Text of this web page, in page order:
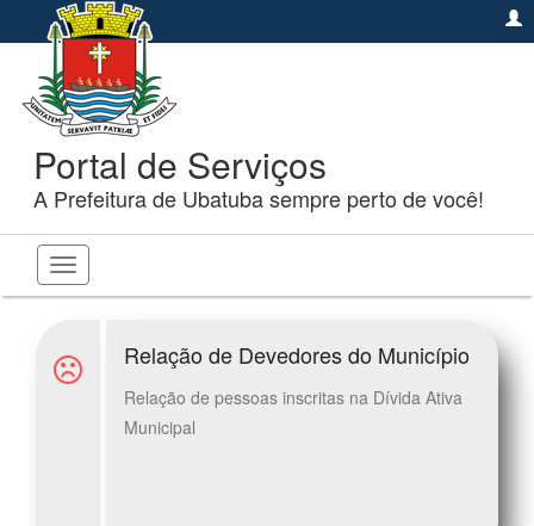
Portal de Serviços
A Prefeitura de Ubatuba sempre perto de você!
Toggle
navigation
Relação de Devedores do Município
Relação de pessoas inscritas na Dívida Ativa
Municipal